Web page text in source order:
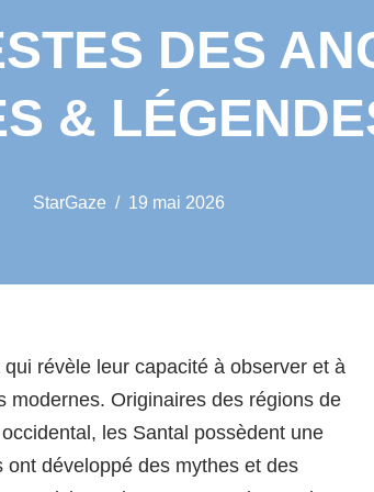
DES
&
StarGaze 19 mai 2026
révèle leur capacité à observer et à
modernes. Originaires des régions de
les Santal possèdent une
développé des mythes et des